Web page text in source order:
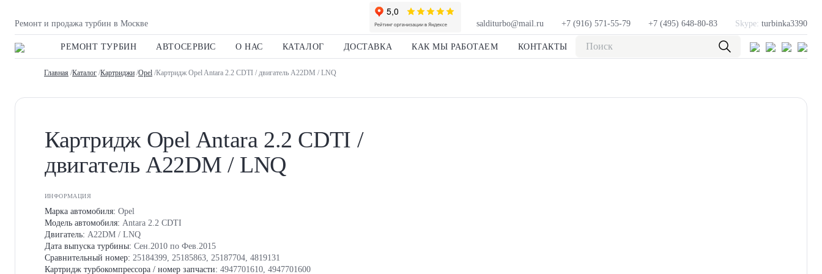
Ремонт и продажа турбин в Москве salditurbo@mail.ru +7 (916) 571-55-79 +7 (495) 648-80-83 Skype: turbinka3390
РЕМОНТ ТУРБИН АВТОСЕРВИС О НАС КАТАЛОГ ДОСТАВКА КАК МЫ РАБОТАЕМ КОНТАКТЫ
Главная /Каталог /Картриджи /Opel /Картридж Opel Antara 2.2 CDTI / двигатель A22DM / LNQ
Картридж Opel Antara 2.2 CDTI /
двигатель A22DM / LNQ
ИНФОРМАЦИЯ
Марка автомобиля: Opel
Модель автомобиля: Antara 2.2 CDTI
Двигатель: A22DM / LNQ
Дата выпуска турбины: Сен.2010 по Фев.2015
Сравнительный номер: 25184399, 25185863, 25187704, 4819131
Картридж турбокомпрессора / номер запчасти: 4947701610, 4947701600